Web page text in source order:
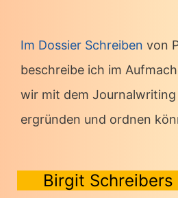
Im Dossier Schreiben von
beschreibe ich im
wir mit dem Journalwriting
ergründen und ordnen
Birgit